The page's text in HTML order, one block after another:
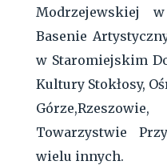
Modrzejewskiej
Basenie
w Staromiejskim
Kultury Stokłosy,
Towarzystwie
wielu innych.